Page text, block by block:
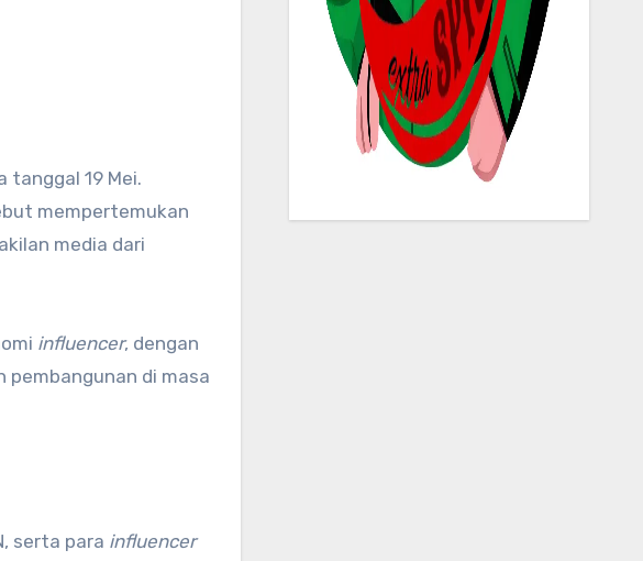
tanggal 19 Mei.
mempertemukan
media dari
influencer, dengan
pembangunan di masa
serta para influencer